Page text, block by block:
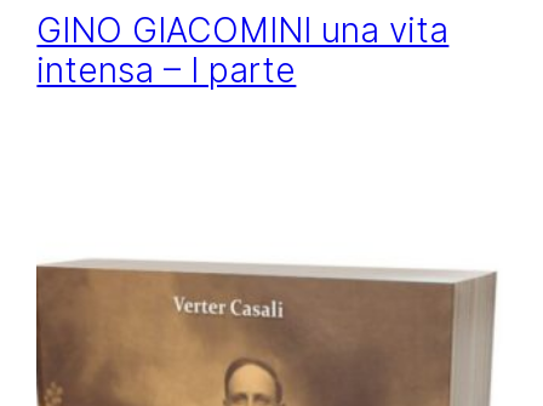
GINO GIACOMINI una vita
intensa – I parte